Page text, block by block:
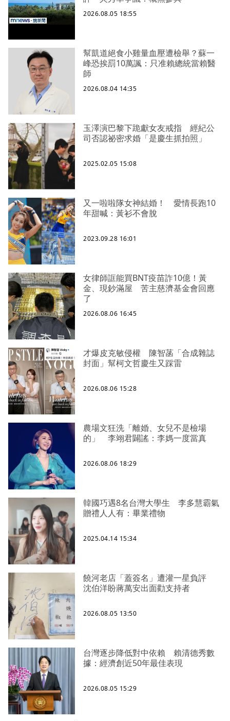
2026.08.05 18:55
幫凱道絕食小雞量血壓遭檢舉？蘇一
峰恐挨罰10萬諷：只准賴總統當賴醫
師
2026.08.04 14:35
玉澤演巴黎下跪獻女友戒指 經紀公
司否認祕密求婚「是慶生抓拍照」
2025.02.05 15:08
又一啦啦隊女神結婚！ 愛情長跑10
年甜喊：黃衫不會脫
2023.09.28 16:01
女律師誆能買BNT疫苗詐10億！黃
金、現鈔滿屋 苦主慈濟基金會回應
了
2026.08.06 16:45
才爆皮克敏侵權 陳智菡「合成雜誌
封面」幫柯文哲慶生又踩雷
2026.08.06 15:28
農場文狂洗「離婚、女兒不是檢場
的」 李翊君闢謠：李媽一度當真
2026.08.06 18:29
韓國巧遇8名台灣大學生 李多慧霸氣
贈禮人人有：畢業禮物
2025.04.14 15:34
饒河老店「蓋簽名」遭灌一星負評
沈伯洋盼蔣萬安出面勸支持者
2026.08.05 13:50
台灣逐步降低對中依賴 賴清德秀數
據：經濟創近50年最佳表現
2026.08.05 15:29